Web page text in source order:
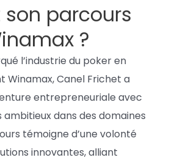
son parcours
?
l’industrie du poker en
Winamax, Canel Frichet a
entrepreneuriale avec
ambitieux dans des domaines
témoigne d’une volonté
innovantes, alliant